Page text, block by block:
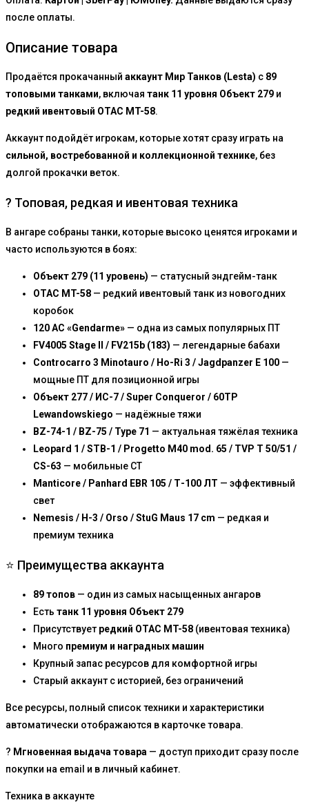
после оплаты.
Описание товара
Продаётся прокачанный аккаунт Мир Танков (Lesta) с 89
топовыми танками, включая танк 11 уровня Объект 279 и
редкий ивентовый OTAC MT-58.
Аккаунт подойдёт игрокам, которые хотят сразу играть на
сильной, востребованной и коллекционной технике, без
долгой прокачки веток.
? Топовая, редкая и ивентовая техника
В ангаре собраны танки, которые высоко ценятся игроками и
часто используются в боях:
Объект 279 (11 уровень) — статусный эндгейм-танк
OTAC MT-58 — редкий ивентовый танк из новогодних
коробок
120 AC «Gendarme» — одна из самых популярных ПТ
FV4005 Stage II / FV215b (183) — легендарные бабахи
Controcarro 3 Minotauro / Ho-Ri 3 / Jagdpanzer E 100 —
мощные ПТ для позиционной игры
Объект 277 / ИС-7 / Super Conqueror / 60TP
Lewandowskiego — надёжные тяжи
BZ-74-1 / BZ-75 / Type 71 — актуальная тяжёлая техника
Leopard 1 / STB-1 / Progetto M40 mod. 65 / TVP T 50/51 /
CS-63 — мобильные СТ
Manticore / Panhard EBR 105 / Т-100 ЛТ — эффективный
свет
Nemesis / H-3 / Orso / StuG Maus 17 cm — редкая и
премиум техника
⭐ Преимущества аккаунта
89 топов — один из самых насыщенных ангаров
Есть танк 11 уровня Объект 279
Присутствует редкий OTAC MT-58 (ивентовая техника)
Много премиум и наградных машин
Крупный запас ресурсов для комфортной игры
Старый аккаунт с историей, без ограничений
Все ресурсы, полный список техники и характеристики
автоматически отображаются в карточке товара.
? Мгновенная выдача товара — доступ приходит сразу после
покупки на email и в личный кабинет.
Техника в аккаунте